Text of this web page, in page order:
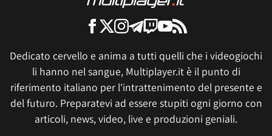
Dedicato cervello e anima a tutti quelli che i videogiochi
li hanno nel sangue, Multiplayer.it è il punto di
riferimento italiano per l'intrattenimento del presente e
del futuro. Preparatevi ad essere stupiti ogni giorno con
articoli, news, video, live e produzioni geniali.